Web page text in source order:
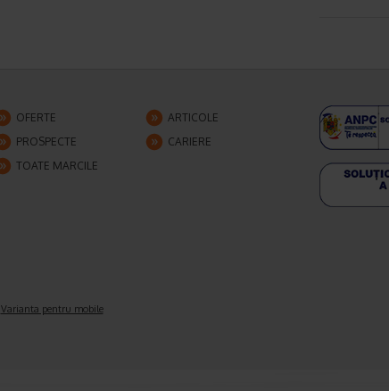
OFERTE
ARTICOLE
PROSPECTE
CARIERE
TOATE MARCILE
Varianta pentru mobile